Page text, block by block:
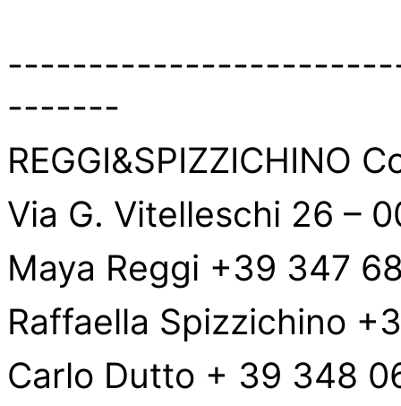
-------
REGGI&SPIZZICHINO
Via G. Vitelleschi 26 –
Maya Reggi +39 347
Raffaella Spizzichino
Carlo Dutto + 39 348